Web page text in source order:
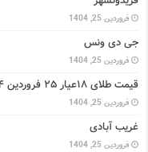
فروردین 25, 1404
جی دی ونس
فروردین 25, 1404
قیمت طلای ۱۸عیار ۲۵ فروردین ۱۴۰۴
فروردین 25, 1404
غریب آبادی
فروردین 25, 1404